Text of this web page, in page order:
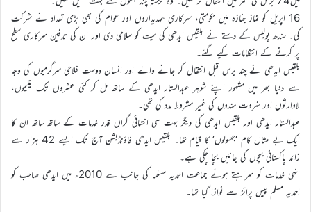
16 اپریل کو نماز جنازہ میں حکومتی، سرکاری عہدیداروں اور عوام کی بھی بڑی تعداد نے شرکت
کی۔ سندھ پولیس کے دستے نے بلقیس ایدھی کی میت کو سلامی دی اور ان کی تدفین سرکاری سطح
پر کرنے کے انتظامات کیے گئے۔
بلقیس ایدھی نے چند برس قبل انتقال کر جانے والے اور انسان دوست فلاحی سرگرمیوں کی وجہ
سے دنیا بھر میں مشہور اپنے شوہر عبدالستار ایدھی کے ساتھ مل کر کئی عشروں تک یتیموں،
لاوارثوں اور ضروت مندوں کی غیر مشروط مدد کی تھی۔
عبدالستار ایدھی اور بلقیس ایدھی کی دیگر بہت سی انتہائی گراں قدر خدمات کے ساتھ ساتھ ان کا
ایک بے مثال کام ‘جھولوں’ کا قیام تھا۔ بلقیس ایدھی فاؤنڈیشن آج تک ایسے 42 ہزار سے
زائد پاکستانی بچوں کی جانیں بچا چکی ہے۔
انہی خدمات کو سراہتے ہوئے جماعت احمدیہ مسلمہ کی جانب سے 2010ء میں ایدھی صاحب کو
احمدیہ مسلم پیس پرائز سے نوازا گیا تھا۔